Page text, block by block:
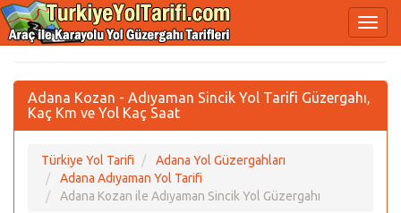
Adana Kozan - Adıyaman Sincik Yol Tarifi Güzergahı,
Kaç Km ve Yol Kaç Saat
Türkiye Yol Tarifi
Adana Yol Güzergahları
Adana Adıyaman Yol Tarifi
Adana Kozan ile Adıyaman Sincik Yol Güzergahı